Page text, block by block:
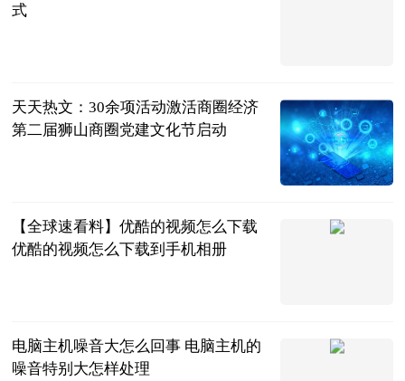
式
天天热文：30余项活动激活商圈经济
第二届狮山商圈党建文化节启动
【全球速看料】优酷的视频怎么下载
优酷的视频怎么下载到手机相册
电脑主机噪音大怎么回事 电脑主机的
噪音特别大怎样处理